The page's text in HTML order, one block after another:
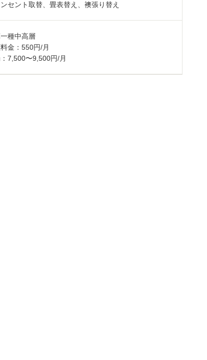
セント取替、畳表替え、襖張り替え
一種中高層
料金：550円/月
：7,500〜9,500円/月